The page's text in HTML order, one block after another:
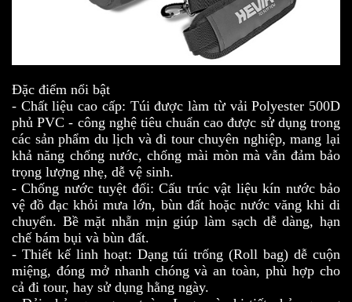
Đặc điểm nổi bật
- Chất liệu cao cấp: Túi được làm từ vải Polyester 500D
phủ PVC - công nghệ tiêu chuẩn cao được sử dụng trong
các sản phẩm du lịch và đi tour chuyên nghiệp, mang lại
khả năng chống nước, chống mài mòn mà vẫn đảm bảo
trọng lượng nhẹ, dễ vệ sinh.
- Chống nước tuyệt đối: Cấu trúc vật liệu kín nước bảo
vệ đồ đạc khỏi mưa lớn, bùn đất hoặc nước văng khi di
chuyển. Bề mặt nhẵn mịn giúp làm sạch dễ dàng, hạn
chế bám bụi và bùn đất.
- Thiết kế linh hoạt: Dạng túi trống (Roll bag) dễ cuộn
miệng, đóng mở nhanh chóng và an toàn, phù hợp cho
cả đi tour, hay sử dụng hằng ngày.